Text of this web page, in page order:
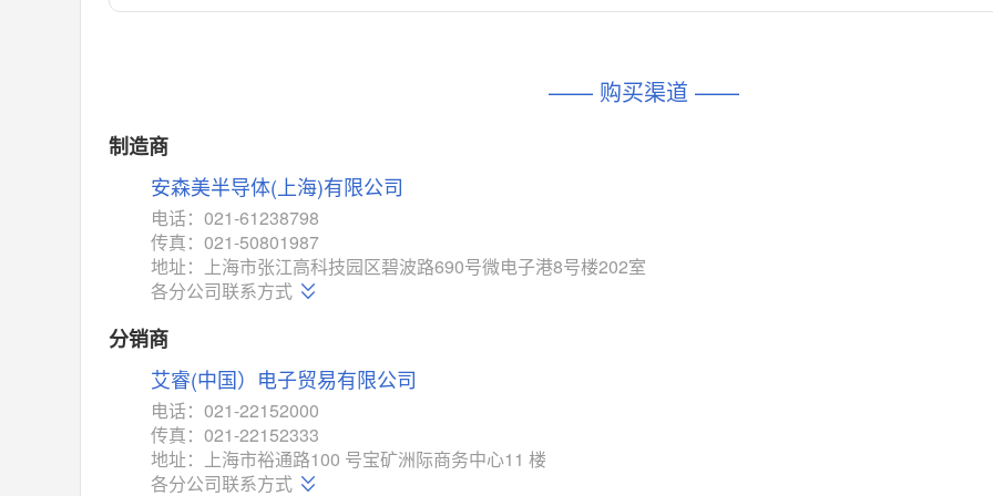
对比
MAX14760
M74HC4852 (意法-ST)
相同功能 相似度 52%
TC4052BF (东芝-Toshiba)
相同功能 相似度 50% 对比
ISL54233 (瑞萨-Renesas)
相同功能 相似度 49% 对比
对比
相似度 44%
相同功能
—— 购买渠道 ——
制造商
安森美半导体(上海)有限公司
电话：021-61238798
传真：021-50801987
地址：上海市张江高科技园区碧波路690号微电子港8号楼202室
各分公司联系方式
分销商
艾睿(中国）电子贸易有限公司
电话：021-22152000
传真：021-22152333
地址：上海市裕通路100 号宝矿洲际商务中心11 楼
各分公司联系方式